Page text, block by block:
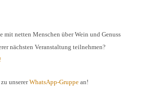
mit netten Menschen über Wein und Genuss
nächsten Veranstaltung teilnehmen?
zu unsererWhatsApp-Gruppe an!